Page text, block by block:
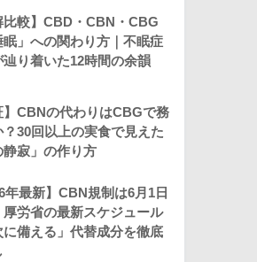
比較】CBD・CBN・CBG
眠」への関わり方｜不眠症
辿り着いた12時間の余韻
】CBNの代わりはCBGで務
？30回以上の実食で見えた
静寂」の作り方
年最新】CBN規制は6月1日
厚労省の最新スケジュール
に備える」代替成分を徹底